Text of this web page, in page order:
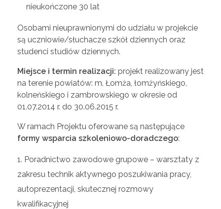
nieukończone 30 lat
Osobami nieuprawnionymi do udziału w projekcie
są uczniowie/słuchacze szkół dziennych oraz
studenci studiów dziennych.
Miejsce i termin realizacji: projekt realizowany jest
na terenie powiatów: m. Łomża, łomżyńskiego,
kolneńskiego i zambrowskiego w okresie od
01.07.2014 r. do 30.06.2015 r.
W ramach Projektu oferowane są następujące
formy wsparcia szkoleniowo-doradczego:
Poradnictwo zawodowe grupowe – warsztaty z
zakresu technik aktywnego poszukiwania pracy,
autoprezentacji, skutecznej rozmowy
kwalifikacyjnej